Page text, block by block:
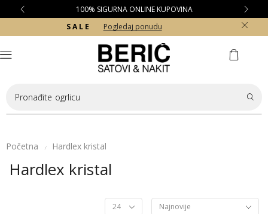
100% SIGURNA ONLINE KUPOVINA
S A L E
Pogledaj ponudu
Pronađite ogrlicu
Početna / Hardlex kristal
Hardlex kristal